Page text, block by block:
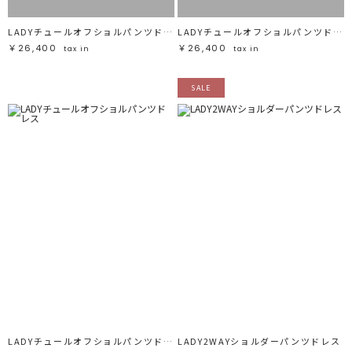
LADYチュールオフショルパンツドレス
￥26,400
tax in
LADYチュールオフショルパンツドレス
￥26,400
tax in
LADYチュールオフショルパンツドレス
SALE
LADY2WAYショルダーパンツドレス